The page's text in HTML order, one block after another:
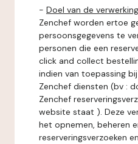
- Doel van de
Zenchef worden ertoe
persoonsgegevens te
personen die een
click and collect
indien van toepassing
Zenchef diensten (bv :
Zenchef
website staat ). Deze
het opnemen, beheren
reserveringsverzoeken